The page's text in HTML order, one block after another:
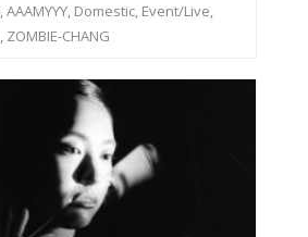
,AAAMYYY, Domestic, Event/Live,
, ZOMBIE-CHANG